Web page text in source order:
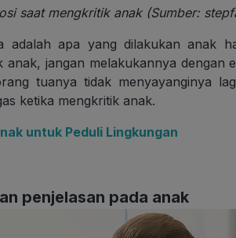
saat mengkritik anak (Sumber:
apa yang dilakukan anak
jangan melakukannya dengan
tuanya tidak menyayanginya
ketika mengkritik anak.
untuk Peduli Lingkungan
penjelasan pada anak